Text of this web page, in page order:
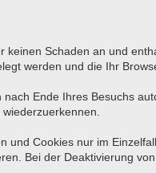
Schaden an und
werden und die Ihr
Ende Ihres Besuchs
Cookies nur im
Bei der Deaktivierung